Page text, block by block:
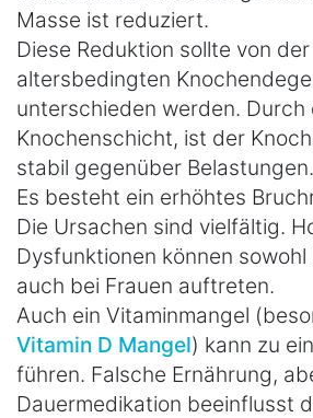
Masse ist reduziert.
Diese Reduktion sollte von
altersbedingten
unterschieden werden.
Knochenschicht, ist der
stabil gegenüber Belastungen.
Es besteht ein erhöhtes
Die Ursachen sind vielfältig.
Dysfunktionen können
auch bei Frauen auftreten.
Auch ein Vitaminmangel
Vitamin D Mangel) kann zu
führen. Falsche Ernährung,
Dauermedikation beeinflusst